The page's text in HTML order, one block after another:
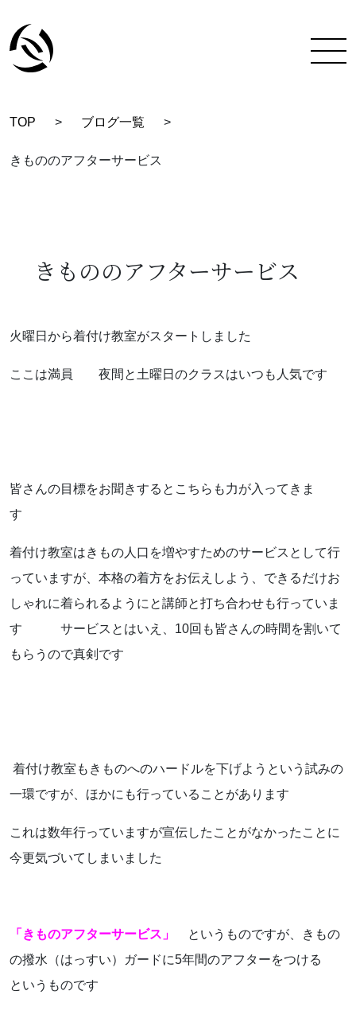
彩蔵について
スタッフ紹介
お知らせ
お問い合わせはこちらから
よくあるご質問
会社概要
ポリシーに関して
TOP > ブログ一覧 >
きもののアフターサービス
きもののアフターサービス
火曜日から着付け教室がスタートしました
ここは満員 夜間と土曜日のクラスはいつも人気です
皆さんの目標をお聞きするとこちらも力が入ってきま
す
着付け教室はきもの人口を増やすためのサービスとして行
っていますが、本格の着方をお伝えしよう、できるだけお
しゃれに着られるようにと講師と打ち合わせも行っていま
す サービスとはいえ、10回も皆さんの時間を割いて
もらうので真剣です
着付け教室もきものへのハードルを下げようという試みの
一環ですが、ほかにも行っていることがあります
これは数年行っていますが宣伝したことがなかったことに
今更気づいてしまいました
「きものアフターサービス」
というものですが、きもの
の撥水（はっすい）ガードに5年間のアフターをつける
というものです